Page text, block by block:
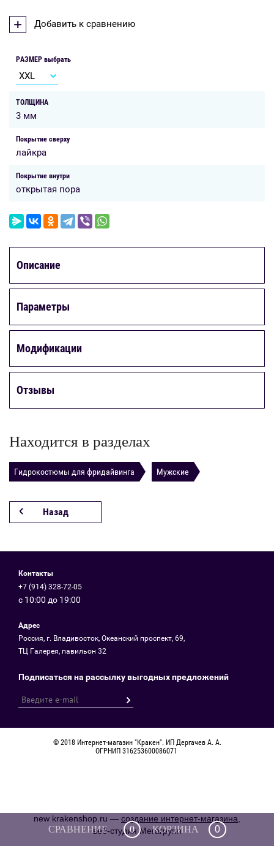
Добавить к сравнению
РАЗМЕР выбрать
ТОЛЩИНА
3 мм
Покрытие сверху
лайкра
Покрытие внутри
открытая пора
Описание
Параметры
Модификации
Отзывы
Находится в разделах
Гидрокостюмы для фридайвинга Мужские
Назад
СРАВНЕНИЕ 0 КОРЗИНА 0
Контакты
+7 (914) 328-72-05
с 10:00 до 19:00
Адрес
Россия, г. Владивосток, Океанский проспект, 69,
ТЦ Галерея, павильон 32
Подписаться на рассылку выгодных предложений
© 2018 Интернет-магазин "Кракен". ИП Дергачев А. А.
ОГРНИП 316253600086071
new krakenshop.ru — создание интернет-магазина
веб-студия Мегагрупп